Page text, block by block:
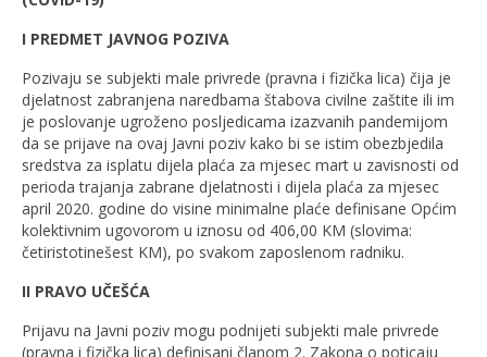
I PREDMET JAVNOG POZIVA
Pozivaju se subjekti male privrede (pravna i fizička lica) čija je
djelatnost zabranjena naredbama štabova civilne zaštite ili im
je poslovanje ugroženo posljedicama izazvanih pandemijom
da se prijave na ovaj Javni poziv kako bi se istim obezbjedila
sredstva za isplatu dijela plaća za mjesec mart u zavisnosti od
perioda trajanja zabrane djelatnosti i dijela plaća za mjesec
april 2020. godine do visine minimalne plaće definisane Općim
kolektivnim ugovorom u iznosu od 406,00 KM (slovima:
četiristotinešest KM), po svakom zaposlenom radniku.
II PRAVO UČEŠĆA
Prijavu na Javni poziv mogu podnijeti subjekti male privrede
(pravna i fizička lica) definisani članom 2. Zakona o poticaju